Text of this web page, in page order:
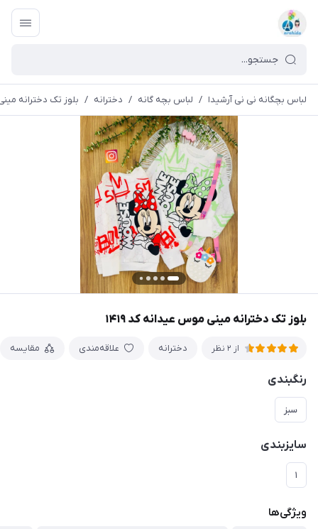
لباس بچگانه نی نی آرشیدا / لباس بچه گانه / دخترانه / بلوز تک دخترانه
بلوز تک دخترانه مینی موس عیدانه کد ۱۴۱۹
از 2 نظر دخترانه علاقه‌مندی مقایسه
رنگبندی
سبز
سایزبندی
۱
ویژگی‌ها